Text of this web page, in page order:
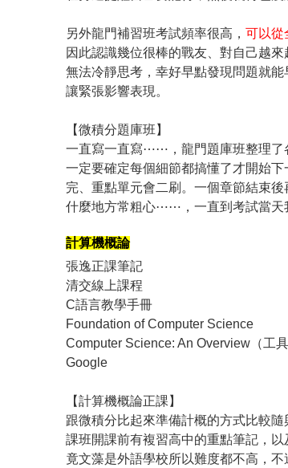
另外龍門補習班考試頻率很高， 可以從
因此認識幾位很棒的戰友、對自己越
無法冷靜思考，幸好早點發現問題就
讓緊張影響表現。
【微積分題庫班】
一直寫一直寫⋯⋯，龍門題庫班整理了
一定要確定每個細節都搞懂了才開始
完、重點單元會二刷。一個章節結束
什麼地方常粗心⋯⋯，一直到考試當天
計算機概論
張逸正課筆記
清交線上課程
C語言教學手冊
Foundation of Computer Science
Computer Science: An Overview（工具
Google
【計算機概論正課】
跟微積分比起來準備計概的方式比較
課班開課前有複習高中的重點筆記，
竟文藻是外語學校所以難度都不高，